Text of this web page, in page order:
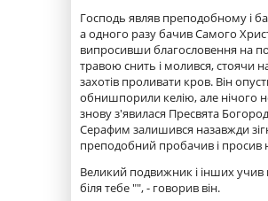
Господь являв преподобному і
а одного разу бачив Самого
випросивши благословення на
травою снить і молився, стоячи
захотів проливати кров. Він
обнишпорили келію, але нічого
знову з'явилася Пресвята
Серафим залишився назавжди
преподобний пробачив і просив
Великий подвижник і інших учив
біля тебе "", - говорив він.